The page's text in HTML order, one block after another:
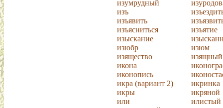
изумрудный
изъ
изъявить
изъясниться
изъятие
изыскание
изюбр
изюм
изящество
изящный
икона
иконопись
икра (вариант 2)
икринка
икры
икряной
или
илистый